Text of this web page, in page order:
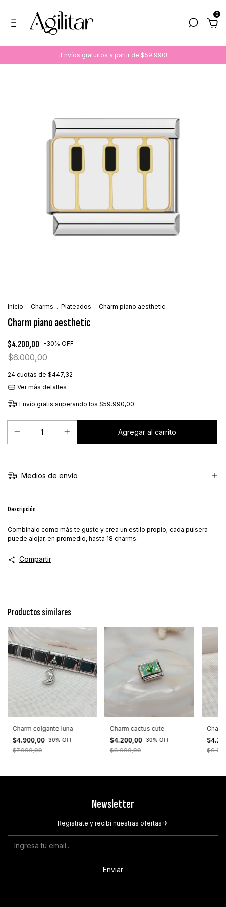
0
¡Envíos gratuitos a partir de $59.990!
Inicio . Charms . Plateados . Charm piano aesthetic
Charm piano aesthetic
$4.200,00 -30% OFF
$6.000,00
24 cuotas de $447,32
Ver más detalles
Envío gratis superando los $59.990,00
Medios de envío
Descripción
Combínalo como más te guste y crea un estilo propio; cada pulsera
puede alojar, en promedio, hasta 18 charms.
Compartir
Productos similares
Charm colgante luna
$4.900,00 -30% OFF
$7.000,00
Charm cactus cute
$4.200,00 -30% OFF
$6.000,00
Newsletter
Registrate y recibí nuestras ofertas ✈︎